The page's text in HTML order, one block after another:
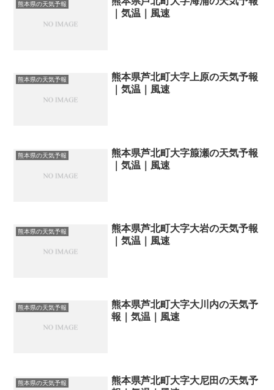
熊本県の天気予報
｜気温｜風速
熊本県の天気予報
熊本県芦北町大字上原の天気予報
｜気温｜風速
熊本県の天気予報
熊本県芦北町大字箙瀬の天気予報
｜気温｜風速
熊本県の天気予報
熊本県芦北町大字大岩の天気予報
｜気温｜風速
熊本県の天気予報
熊本県芦北町大字大川内の天気予
報｜気温｜風速
熊本県の天気予報
熊本県芦北町大字大尼田の天気予